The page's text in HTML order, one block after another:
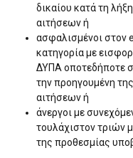
δικαίου κατά τη
αιτήσεων ή
ασφαλισμένοι στον
κατηγορία με
ΔΥΠΑ οποτεδήποτε
την προηγουμένη
αιτήσεων ή
άνεργοι με
τουλάχιστον τριών
της προθεσμίας